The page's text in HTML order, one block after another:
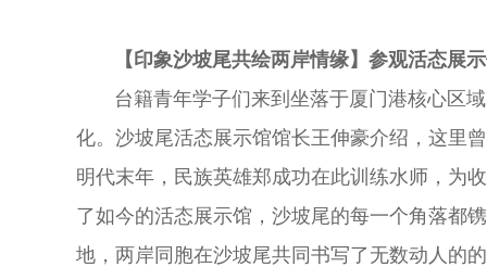
【印象沙坡尾共绘两岸情缘】 参观活态展
台籍青年学子们来到坐落于厦门港核心区
化。沙坡尾活态展示馆馆长王伸豪介绍，这里
明代末年，民族英雄郑成功在此训练水师，为
了如今的活态展示馆，沙坡尾的每一个角落都
地，两岸同胞在沙坡尾共同书写了无数动人的